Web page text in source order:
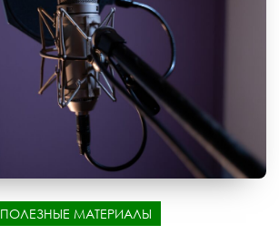
ПОЛЕЗНЫЕ МАТЕРИАЛЫ